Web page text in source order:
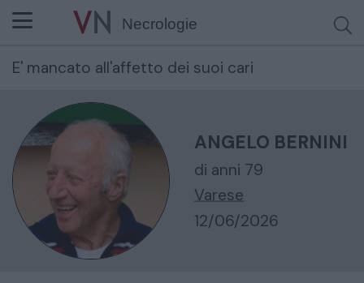
Necrologie
Cerca per nome o cognome
E' mancato all'affetto dei suoi cari
ANGELO BERNINI
di anni 79
Varese
12/06/2026